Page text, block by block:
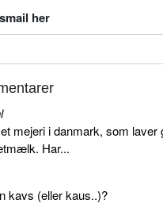
her
mejeri i danmark, som
Har...
kavs (eller kaus..)?